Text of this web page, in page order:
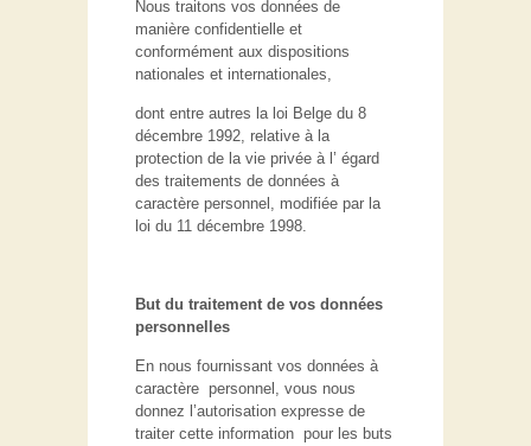
Nous traitons vos données de
manière confidentielle et
conformément aux dispositions
nationales et internationales,
dont entre autres la loi Belge du 8
décembre 1992, relative à la
protection de la vie privée à l’ égard
des traitements de données à
caractère personnel, modifiée par la
loi du 11 décembre 1998.
But du traitement de vos données
personnelles
En nous fournissant vos données à
caractère personnel, vous nous
donnez l’autorisation expresse de
traiter cette information pour les buts